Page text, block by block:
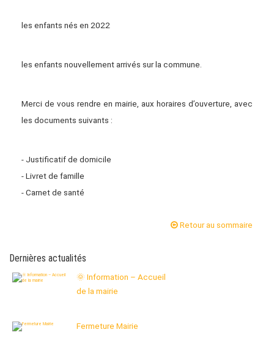
les enfants nés en 2022
les enfants nouvellement arrivés sur la commune.
Merci de vous rendre en mairie, aux horaires d’ouverture, avec
les documents suivants :
- Justificatif de domicile
- Livret de famille
- Carnet de santé
Retour au sommaire
Dernières actualités
🌞 Information – Accueil
de la mairie
Fermeture Mairie